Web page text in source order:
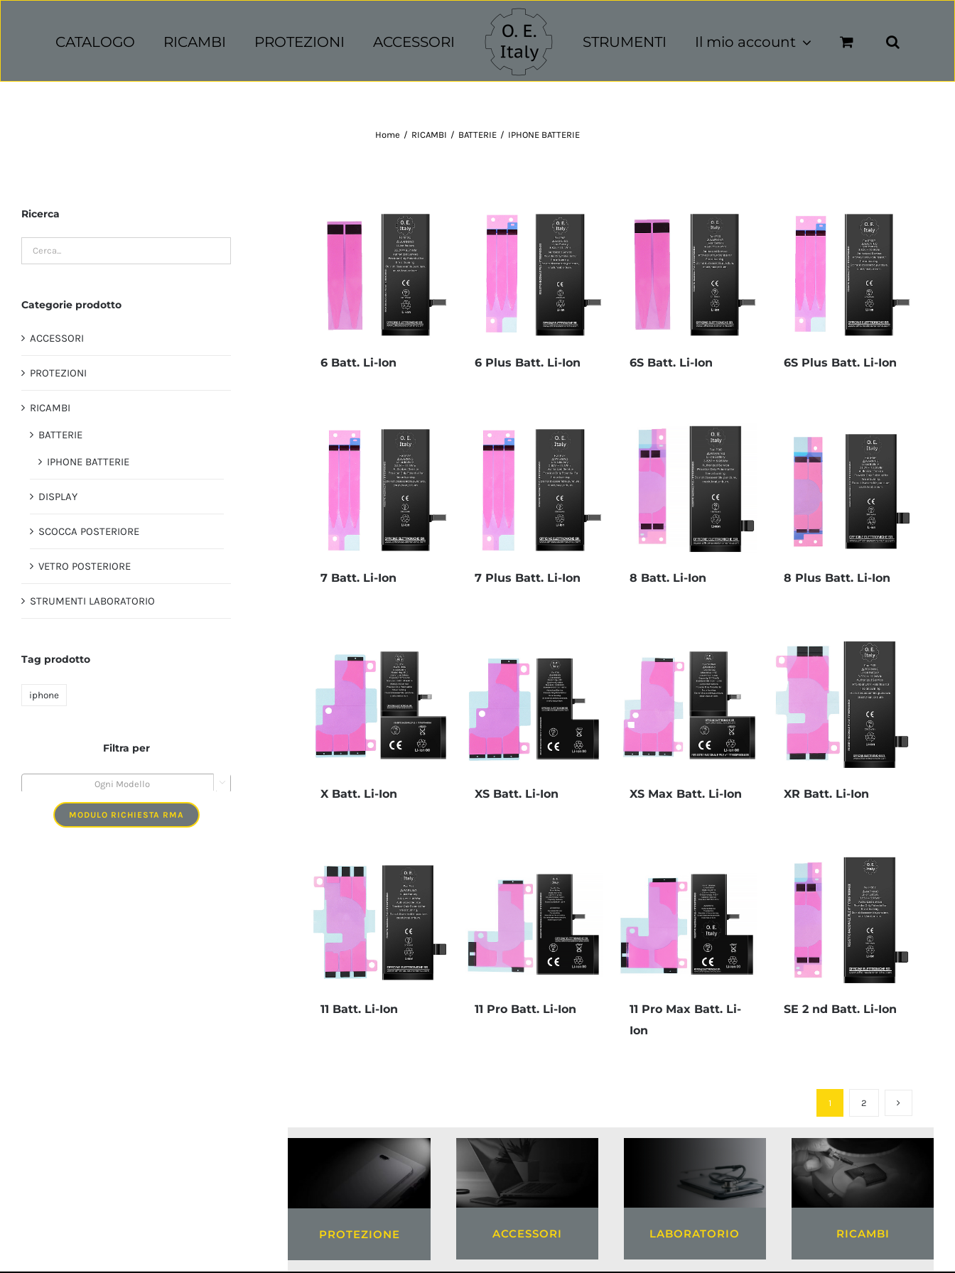
CATALOGO RICAMBI PROTEZIONI ACCESSORI STRUMENTI Il mio account
Home / RICAMBI / BATTERIE / IPHONE BATTERIE
6 Batt. Li-Ion 6 Plus Batt. Li-Ion 6S Batt. Li-Ion 6S Plus Batt. Li-Ion
7 Batt. Li-Ion 7 Plus Batt. Li-Ion 8 Batt. Li-Ion 8 Plus Batt. Li-Ion
X Batt. Li-Ion XS Batt. Li-Ion XS Max Batt. Li-Ion XR Batt. Li-Ion
11 Batt. Li-Ion 11 Pro Batt. Li-Ion
11 Pro Max Batt. Li-
Ion
SE 2 nd Batt. Li-Ion
1 2
PROTEZIONE ACCESSORI LABORATORIO RICAMBI
Ricerca
Categorie prodotto
ACCESSORI
PROTEZIONI
RICAMBI
BATTERIE
IPHONE BATTERIE
DISPLAY
SCOCCA POSTERIORE
VETRO POSTERIORE
STRUMENTI LABORATORIO
Tag prodotto
iphone
Filtra per
Ogni Modello 
MODULO RICHIESTA RMA